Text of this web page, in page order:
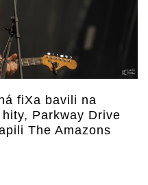
fiXa bavili na
Parkway Drive
The Amazons